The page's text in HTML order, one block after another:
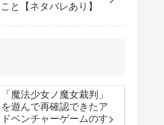
こと【ネタバレあり】
「魔法少女ノ魔女裁判」
を遊んで再確認できたア
ドベンチャーゲームのす